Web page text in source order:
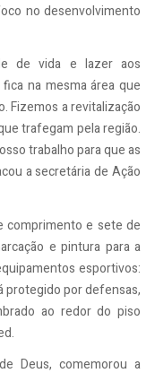
no desenvolvimento
de vida e lazer aos
na mesma área que
Fizemos a revitalização
trafegam pela região.
trabalho para que as
a secretária de Ação
comprimento e sete de
e pintura para a
esportivos:
protegido por defensas,
ao redor do piso
Deus, comemorou a